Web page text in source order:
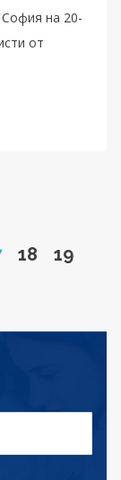
на 20-
от
Go to page
18 Go to
19